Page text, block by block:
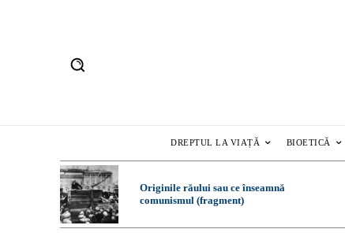
DREPTUL LA VIAȚĂ BIOETICĂ
Originile răului sau ce înseamnă
comunismul (fragment)